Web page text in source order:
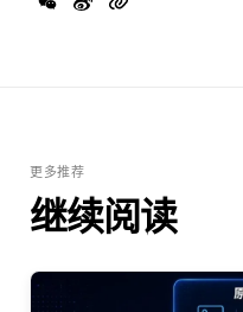
更多推荐
继续阅读